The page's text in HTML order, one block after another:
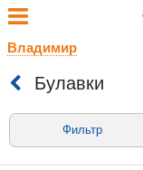
Владимир
Булавки
Фильтр